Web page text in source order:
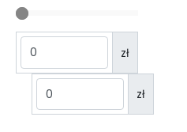
zł
zł